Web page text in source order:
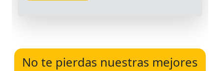
No te pierdas nuestras mejores